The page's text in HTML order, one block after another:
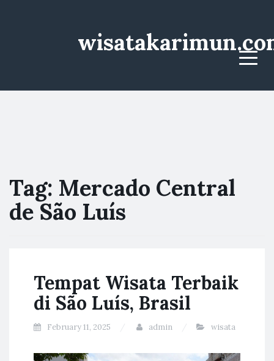
Menu
Tag: Mercado Central
de São Luís
Tempat Wisata Terbaik
di São Luís, Brasil
February 11, 2025 admin wisata